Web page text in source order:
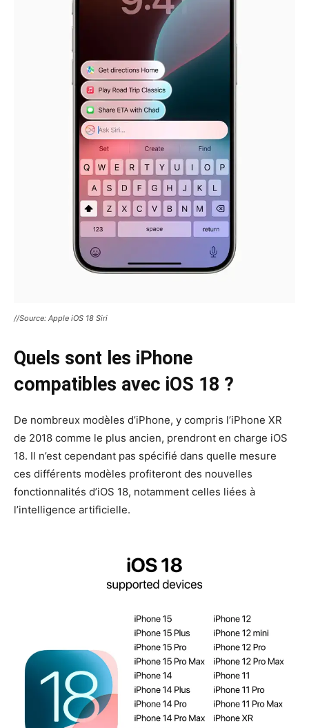
//Source: Apple iOS 18 Siri
Quels sont les iPhone
compatibles avec iOS 18 ?
De nombreux modèles d’iPhone, y compris l’iPhone XR
de 2018 comme le plus ancien, prendront en charge iOS
18. Il n’est cependant pas spécifié dans quelle mesure
ces différents modèles profiteront des nouvelles
fonctionnalités d’iOS 18, notamment celles liées à
l’intelligence artificielle.